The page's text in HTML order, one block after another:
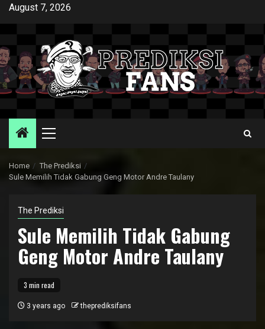
SkipAugust 7, 2026
Primary
Home
The Prediksi
Sule Memilih Tidak Gabung Geng Motor Andre Taulany
The Prediksi
Sule Memilih Tidak Gabung
Geng Motor Andre Taulany
3 min read
3 years ago theprediksifans